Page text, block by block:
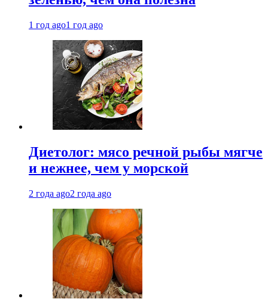
1 год ago1 год ago
Диетолог: мясо речной рыбы мягче
и нежнее, чем у морской
2 года ago2 года ago